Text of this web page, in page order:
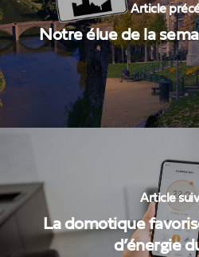
Article
Notre élue de la
Article
La domotique
d’énergie